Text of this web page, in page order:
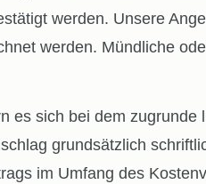
werden. Unsere
werden. Mündliche
es sich bei dem
grundsätzlich
im Umfang des